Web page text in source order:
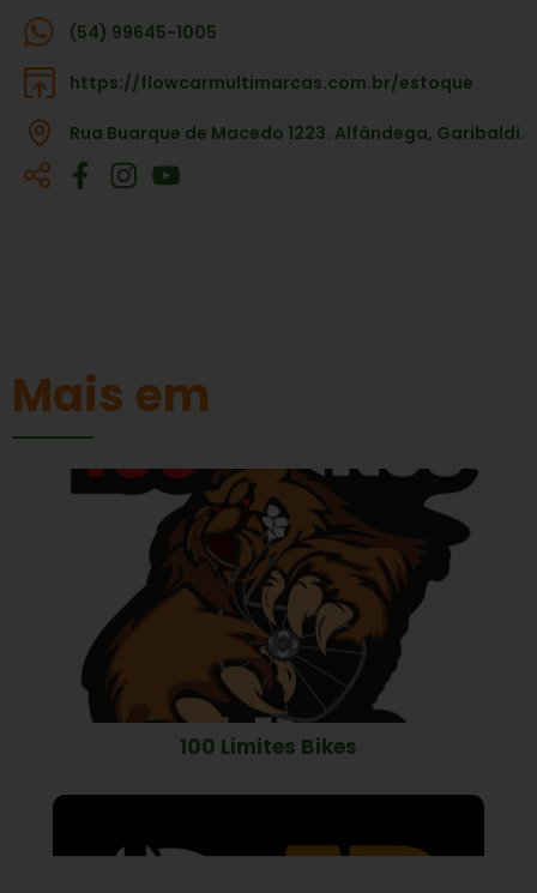
(54) 99645-1005
https://flowcarmultimarcas.com.br/estoque
Rua Buarque de Macedo 1223. Alfândega, Garibaldi.
Mais em
100 Limites Bikes